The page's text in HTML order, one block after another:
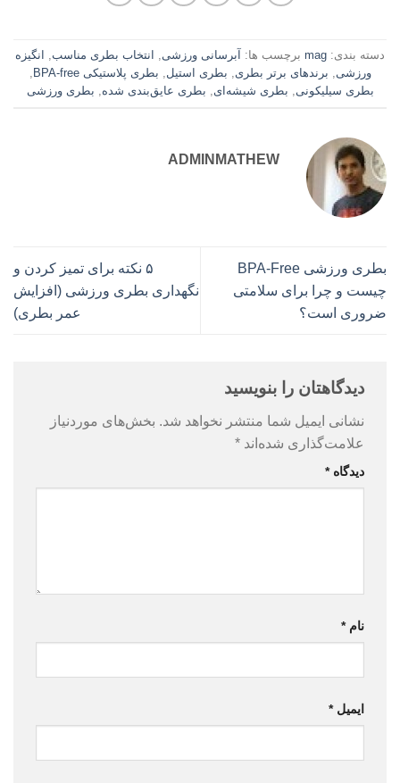
دسته بندی: mag برچسب ها: آبرسانی ورزشی انتخاب بطری مناسب
انگیزه
ورزشی
برندهای برتر بطری بطری استیل بطری پلاستیکی BPA-free
بطری سیلیکونی
بطری شیشه‌ای بطری عایق‌بندی شده بطری ورزشی
ADMINMATHEW
بطری ورزشی BPA-Free
چیست و چرا برای سلامتی
ضروری است؟
۵ نکته برای تمیز کردن و
نگهداری بطری ورزشی (افزایش
عمر بطری)
دیدگاهتان را بنویسید
نشانی ایمیل شما منتشر نخواهد شد. بخش‌های موردنیاز
علامت‌گذاری شده‌اند *
دیدگاه*
نام*
ایمیل*